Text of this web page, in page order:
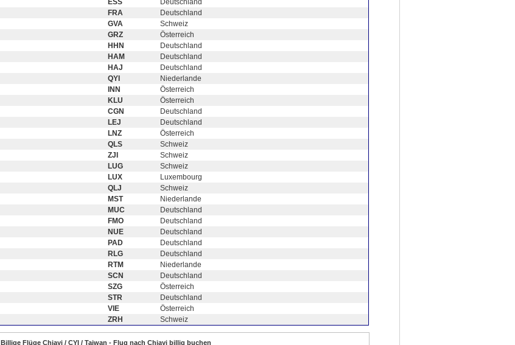
ESS
Deutschland
FRA
Deutschland
GVA
Schweiz
GRZ
Österreich
HHN
Deutschland
HAM
Deutschland
HAJ
Deutschland
QYI
Niederlande
INN
Österreich
KLU
Österreich
CGN
Deutschland
LEJ
Deutschland
LNZ
Österreich
QLS
Schweiz
ZJI
Schweiz
LUG
Schweiz
LUX
Luxembourg
QLJ
Schweiz
MST
Niederlande
MUC
Deutschland
FMO
Deutschland
NUE
Deutschland
PAD
Deutschland
RLG
Deutschland
RTM
Niederlande
SCN
Deutschland
SZG
Österreich
STR
Deutschland
VIE
Österreich
ZRH Schweiz
Billige Flüge Chiayi / CYI / Taiwan - Flug nach Chiayi billig buchen